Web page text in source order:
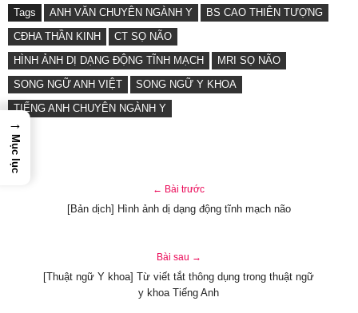
Tags ANH VĂN CHUYÊN NGÀNH Y
BS CAO THIÊN TƯỢNG
CĐHA THẦN KINH
CT SỌ NÃO
HÌNH ẢNH DỊ DẠNG ĐỘNG TĨNH MẠCH
MRI SỌ NÃO
SONG NGỮ ANH VIỆT
SONG NGỮ Y KHOA
TIẾNG ANH CHUYÊN NGÀNH Y
← Bài trước
[Bản dịch] Hình ảnh dị dạng động tĩnh mạch não
Bài sau →
[Thuật ngữ Y khoa] Từ viết tắt thông dụng trong thuật ngữ
y khoa Tiếng Anh
→
Mục lục